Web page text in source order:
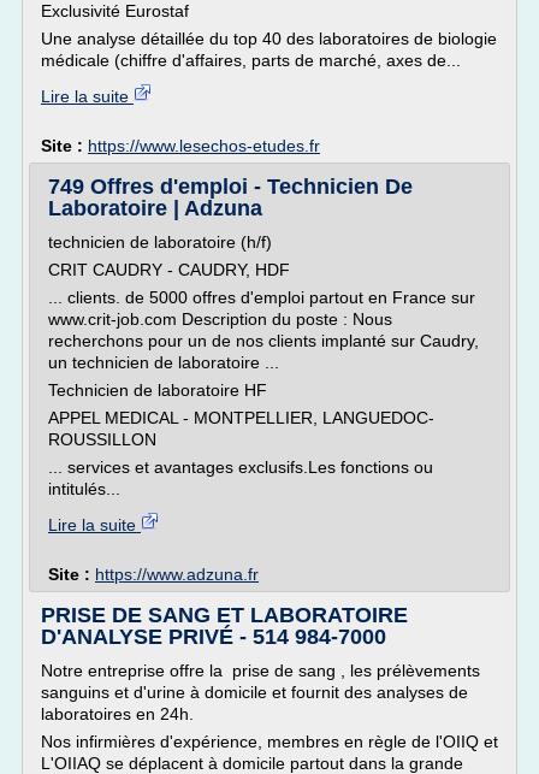
Exclusivité Eurostaf
Une analyse détaillée du top 40 des laboratoires de biologie
médicale (chiffre d'affaires, parts de marché, axes de...
Lire la suite
Site : https://www.lesechos-etudes.fr
749 Offres d'emploi - Technicien De
Laboratoire | Adzuna
technicien de laboratoire (h/f)
CRIT CAUDRY - CAUDRY, HDF
... clients. de 5000 offres d'emploi partout en France sur
www.crit-job.com Description du poste : Nous
recherchons pour un de nos clients implanté sur Caudry,
un technicien de laboratoire ...
Technicien de laboratoire HF
APPEL MEDICAL - MONTPELLIER, LANGUEDOC-
ROUSSILLON
... services et avantages exclusifs.Les fonctions ou
intitulés...
Lire la suite
Site : https://www.adzuna.fr
PRISE DE SANG ET LABORATOIRE
D'ANALYSE PRIVÉ - 514 984-7000
Notre entreprise offre la prise de sang , les prélèvements
sanguins et d'urine à domicile et fournit des analyses de
laboratoires en 24h.
Nos infirmières d'expérience, membres en règle de l'OIIQ et
L'OIIAQ se déplacent à domicile partout dans la grande